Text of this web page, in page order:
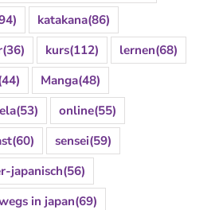
katakana(86)
(36) kurs(112) lernen(68)
Manga(48)
(53) online(55)
(60) sensei(59)
japanisch(56)
in japan(69)